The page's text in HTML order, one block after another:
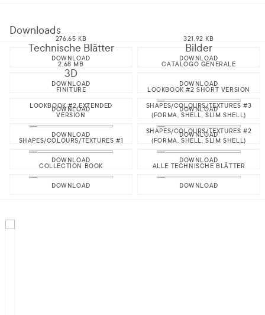
Downloads
Technische Blätter
276,65 KB
DOWNLOAD
Bilder
321,92 KB
DOWNLOAD
3D
2,68 MB
DOWNLOAD
CATALOGO GENERALE
DOWNLOAD
FINITURE
DOWNLOAD
LOOKBOOK #2 SHORT VERSION
DOWNLOAD
LOOKBOOK #2 EXTENDED
VERSION
DOWNLOAD
SHAPES/COLOURS/TEXTURES #3
(FORMA, SHELL, SLIM SHELL)
DOWNLOAD
SHAPES/COLOURS/TEXTURES #1
DOWNLOAD
SHAPES/COLOURS/TEXTURES #2
(FORMA, SHELL, SLIM SHELL)
DOWNLOAD
COLLECTION BOOK
DOWNLOAD
ALLE TECHNISCHE BLÄTTER
DOWNLOAD